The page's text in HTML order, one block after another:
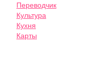
Переводчик
Культура
Кухня
Карты